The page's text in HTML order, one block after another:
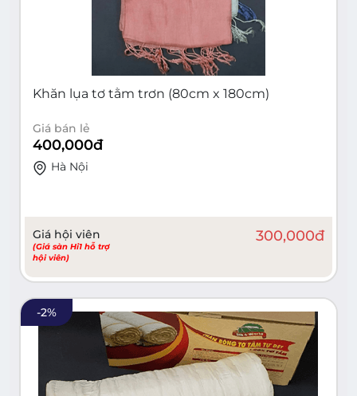
Khăn lụa tơ tằm trơn (80cm x 180cm)
Giá bán lẻ
400,000đ
Hà Nội
Giá hội viên
(Giá sàn Hi1 hỗ trợ
hội viên)
300,000đ
-2%